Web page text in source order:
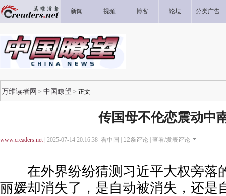
新闻 视频 博客 论坛 分类广告
万维读者网 > 中国瞭望 > 正文
传国母不伦恋震动中
www.creaders.net| 2025-07-14 20:16:38 看中国 | 12条评论 | 查看/发表评论
在外界纷纷猜测习近平大权旁落
丽媛却消失了，是自动被消失，还是